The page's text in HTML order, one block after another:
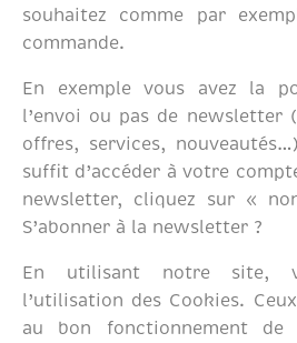
souhaitez comme par
commande.
En exemple vous avez la
l’envoi ou pas de newsletter
offres, services,
suffit d’accéder à votre
newsletter, cliquez sur «
S’abonner à la newsletter ?
En utilisant notre site,
l’utilisation des Cookies.
au bon fonctionnement de